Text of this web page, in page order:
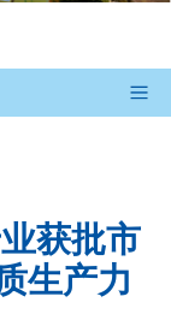
获批市
生产力